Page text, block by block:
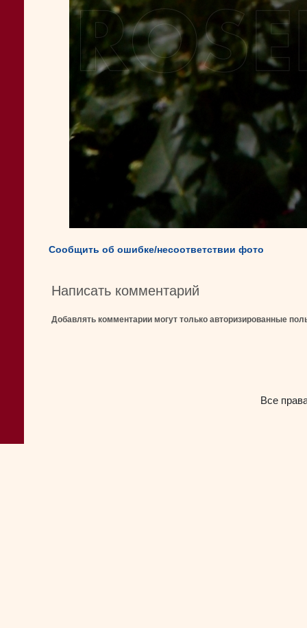
Сообщить об ошибке/несоответствии фото
Написать комментарий
Добавлять комментарии могут только авторизированные
Все